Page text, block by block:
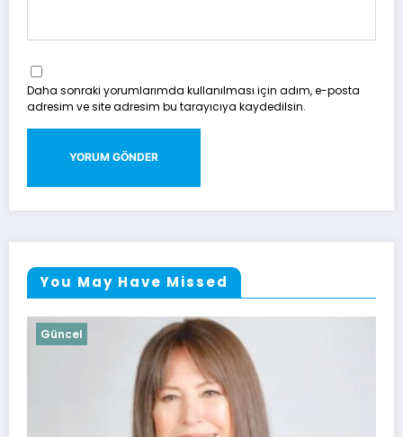
Daha sonraki yorumlarımda kullanılması için adım, e-posta
adresim ve site adresim bu tarayıcıya kaydedilsin.
You May Have Missed
Güncel